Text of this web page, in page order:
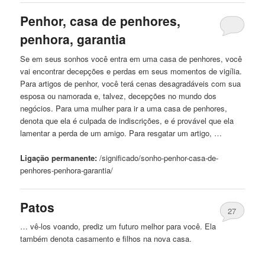
Penhor,casa de penhores,
penhora, garantia
Se em seus sonhos você entra em umacasa de penhores, você
vai encontrar decepções e perdas em seus momentos de vigília.
Para artigos de penhor, você terá cenas desagradáveis ​​com sua
esposa ou namorada e, talvez, decepções no mundo dos
negócios. Para uma mulher para ira umacasa de penhores,
denota que ela é culpada de indiscrições, e é provável que ela
lamentara perda de um amigo. Para resgatar um artigo, …
Ligação permanente: /significado/sonho-penhor-casa-de-
penhores-penhora-garantia/
Patos
27
… vê-los voando, prediz um futuro melhor para você. Ela
também denota casamento e filhos na novacasa.